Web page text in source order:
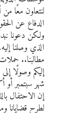
لنتعاون معًا
الدفاع عن
ولكن دعونا
الذي وصلنا
مطالبنا..
إليكم وصولًا
شهر سبتمبر أو
إن الاحتفال
لطرح قضايانا